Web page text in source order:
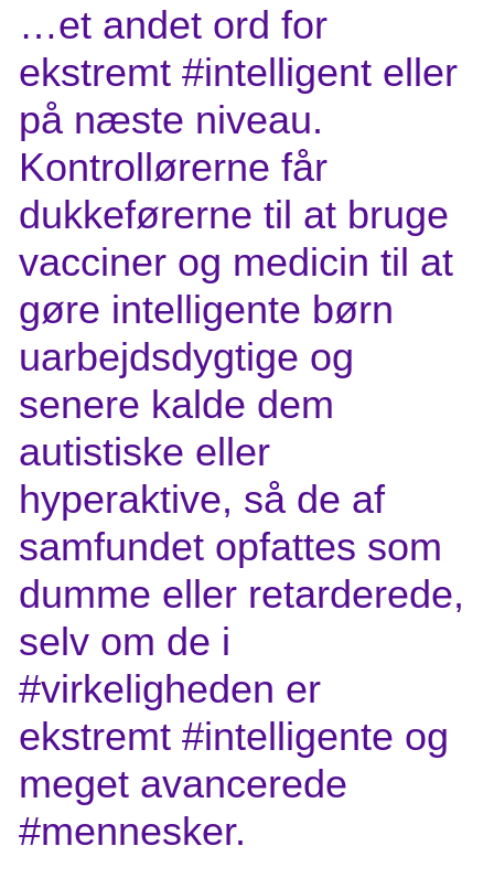
…et andet ord for
ekstremt #intelligent eller
på næste niveau.
Kontrollørerne får
dukkeførerne til at bruge
vacciner og medicin til at
gøre intelligente børn
uarbejdsdygtige og
senere kalde dem
autistiske eller
hyperaktive, så de af
samfundet opfattes som
dumme eller retarderede,
selv om de i
#virkeligheden er
ekstremt #intelligente og
meget avancerede
#mennesker.